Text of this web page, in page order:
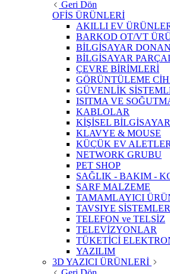
Geri Dön
OFİS ÜRÜNLERİ
AKILLI EV
BARKOD OT/VT
BİLGİSAYAR
BİLGİSAYAR
ÇEVRE BİRİMLERİ
GÖRÜNTÜLEME
GÜVENLİK
ISITMA VE
KABLOLAR
KİŞİSEL BİLGİSAYAR
KLAVYE & MOUSE
KÜÇÜK EV
NETWORK GRUBU
PET SHOP
SAĞLIK - BAKIM -
SARF MALZEME
TAMAMLAYICI
TAVSIYE SİSTEMLER
TELEFON ve TELSİZ
TELEVİZYONLAR
TÜKETİCİ
YAZILIM
3D YAZICI ÜRÜNLERİ